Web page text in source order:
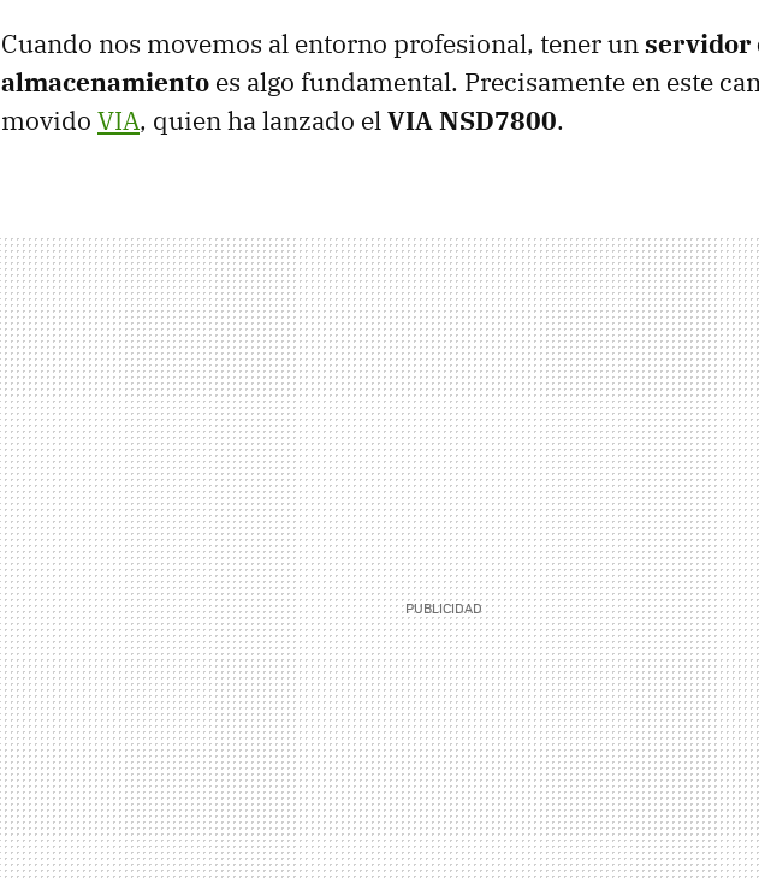
Cuando nos movemos al entorno profesional, tener unservidor
almacenamiento es algo fundamental. Precisamente en este
movido VIA, quien ha lanzado elVIA NSD7800.